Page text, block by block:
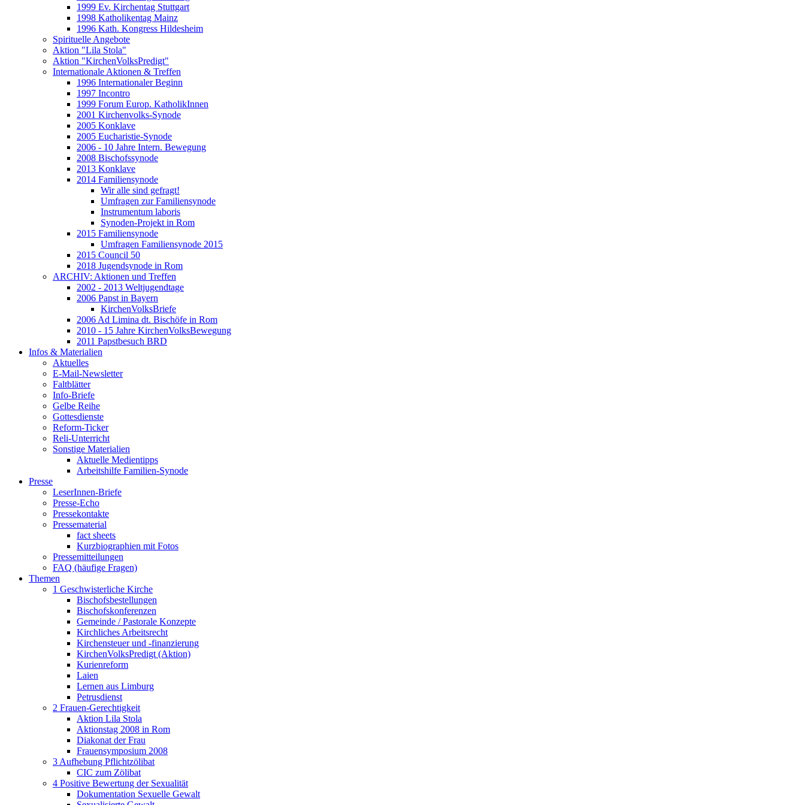
1999 Ev. Kirchentag Stuttgart
1998 Katholikentag Mainz
1996 Kath. Kongress Hildesheim
Spirituelle Angebote
Aktion "Lila Stola"
Aktion "KirchenVolksPredigt"
Internationale Aktionen & Treffen
1996 Internationaler Beginn
1997 Incontro
1999 Forum Europ. KatholikInnen
2001 Kirchenvolks-Synode
2005 Konklave
2005 Eucharistie-Synode
2006 - 10 Jahre Intern. Bewegung
2008 Bischofssynode
2013 Konklave
2014 Familiensynode
Wir alle sind gefragt!
Umfragen zur Familiensynode
Instrumentum laboris
Synoden-Projekt in Rom
2015 Familiensynode
Umfragen Familiensynode 2015
2015 Council 50
2018 Jugendsynode in Rom
ARCHIV: Aktionen und Treffen
2002 - 2013 Weltjugendtage
2006 Papst in Bayern
KirchenVolksBriefe
2006 Ad Limina dt. Bischöfe in Rom
2010 - 15 Jahre KirchenVolksBewegung
2011 Papstbesuch BRD
Infos & Materialien
Aktuelles
E-Mail-Newsletter
Faltblätter
Info-Briefe
Gelbe Reihe
Gottesdienste
Reform-Ticker
Reli-Unterricht
Sonstige Materialien
Aktuelle Medientipps
Arbeitshilfe Familien-Synode
Presse
LeserInnen-Briefe
Presse-Echo
Pressekontakte
Pressematerial
fact sheets
Kurzbiographien mit Fotos
Pressemitteilungen
FAQ (häufige Fragen)
Themen
1 Geschwisterliche Kirche
Bischofsbestellungen
Bischofskonferenzen
Gemeinde / Pastorale Konzepte
Kirchliches Arbeitsrecht
Kirchensteuer und -finanzierung
KirchenVolksPredigt (Aktion)
Kurienreform
Laien
Lernen aus Limburg
Petrusdienst
2 Frauen-Gerechtigkeit
Aktion Lila Stola
Aktionstag 2008 in Rom
Diakonat der Frau
Frauensymposium 2008
3 Aufhebung Pflichtzölibat
CIC zum Zölibat
4 Positive Bewertung der Sexualität
Dokumentation Sexuelle Gewalt